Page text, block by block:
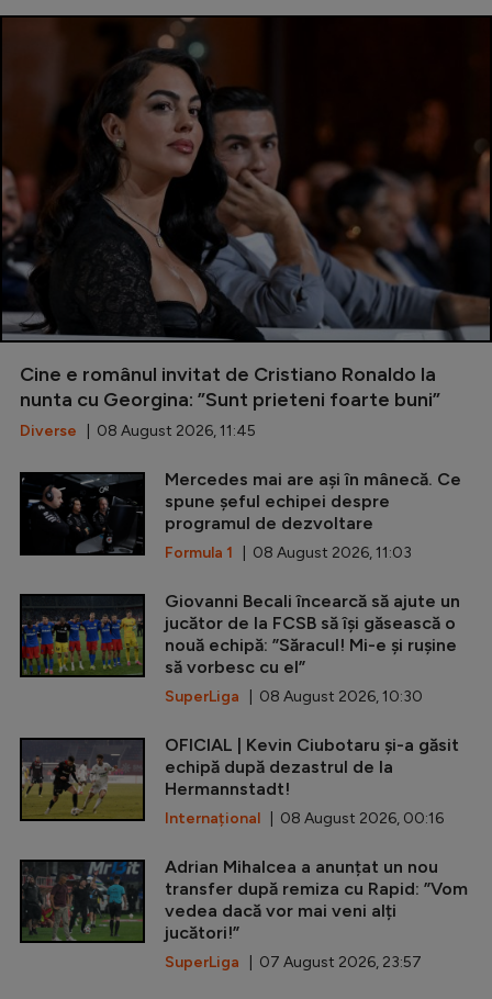
Cine e românul invitat de Cristiano Ronaldo la
nunta cu Georgina: ”Sunt prieteni foarte buni”
Diverse | 08 August 2026, 11:45
Mercedes mai are ași în mânecă. Ce
spune șeful echipei despre
programul de dezvoltare
Formula 1 | 08 August 2026, 11:03
Giovanni Becali încearcă să ajute un
jucător de la FCSB să își găsească o
nouă echipă: ”Săracul! Mi-e și rușine
să vorbesc cu el”
SuperLiga | 08 August 2026, 10:30
OFICIAL | Kevin Ciubotaru și-a găsit
echipă după dezastrul de la
Hermannstadt!
Internațional | 08 August 2026, 00:16
Adrian Mihalcea a anunțat un nou
transfer după remiza cu Rapid: ”Vom
vedea dacă vor mai veni alți
jucători!”
SuperLiga | 07 August 2026, 23:57